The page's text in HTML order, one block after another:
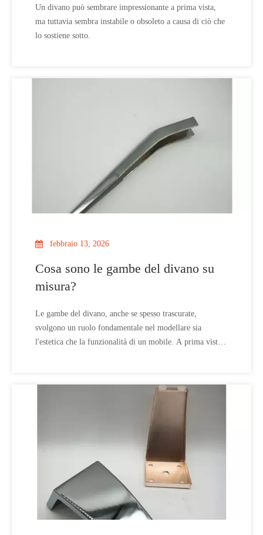
Un divano può sembrare impressionante a prima vista,
ma tuttavia sembra instabile o obsoleto a causa di ciò che
lo sostiene sotto.
febbraio 13, 2026
Cosa sono le gambe del divano su
misura?
Le gambe del divano, anche se spesso trascurate,
svolgono un ruolo fondamentale nel modellare sia
l'estetica che la funzionalità di un mobile. A prima vista